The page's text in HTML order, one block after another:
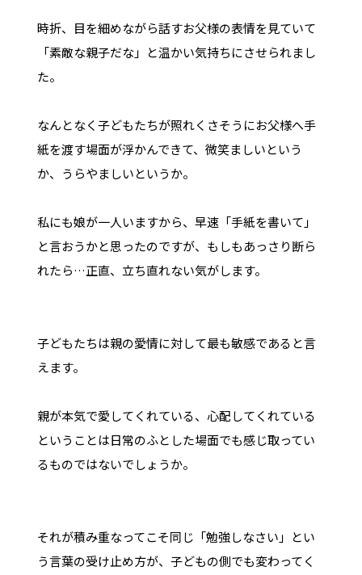
時折、目を細めながら話すお父様の表情を見ていて
「素敵な親子だな」と温かい気持ちにさせられまし
た。
なんとなく子どもたちが照れくさそうにお父様へ手
紙を渡す場面が浮かんできて、微笑ましいという
か、うらやましいというか。
私にも娘が一人いますから、早速「手紙を書いて」
と言おうかと思ったのですが、もしもあっさり断ら
れたら…正直、立ち直れない気がします。
子どもたちは親の愛情に対して最も敏感であると言
えます。
親が本気で愛してくれている、心配してくれている
ということは日常のふとした場面でも感じ取ってい
るものではないでしょうか。
それが積み重なってこそ同じ「勉強しなさい」とい
う言葉の受け止め方が、子どもの側でも変わってく